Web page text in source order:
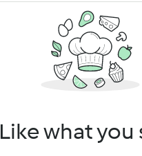
Like what you